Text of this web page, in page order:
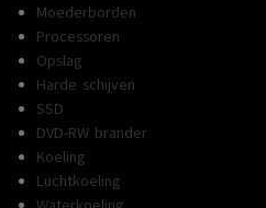
Moederborden
Processoren
Opslag
Harde schijven
SSD
DVD-RW brander
Koeling
Luchtkoeling